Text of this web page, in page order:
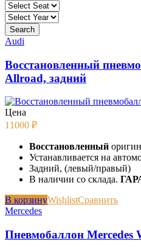
Audi
Восстановленный
Allroad, задний
Цена
11000 ₽
Восстановленный
Устанавливается на
Задний, (левый/правый)
В наличии со склада.
В корзинуWishlistСравнить
Mercedes
Пневмобаллон Mercedes